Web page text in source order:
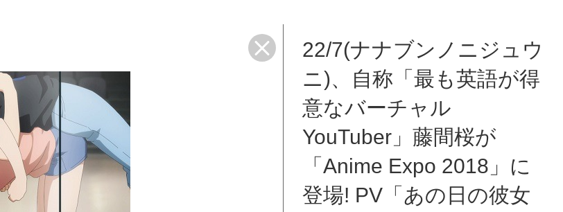
22/7(ナナブンノニジュウ
ニ)、自称「最も英語が得
意なバーチャル
YouTuber」藤間桜が
「Anime Expo 2018」に
登場! PV「あの日の彼女